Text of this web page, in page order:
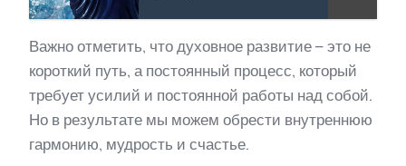
Важно отметить, что духовное развитие – это не
короткий путь, а постоянный процесс, который
требует усилий и постоянной работы над собой.
Но в результате мы можем обрести внутреннюю
гармонию, мудрость и счастье.